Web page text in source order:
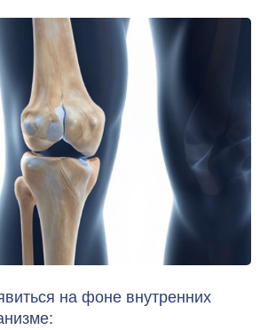
на фоне внутренних